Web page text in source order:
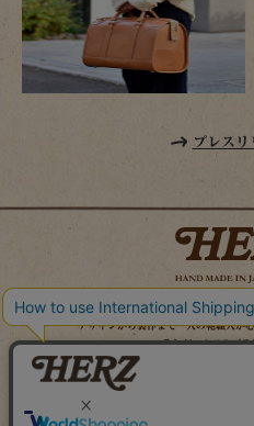
プレスリ
時を経てこそ解る味わいがある。使
デザインから製作まで一人の鞄職人が
それがヘルツのブラ
MAIL MAGAZINE